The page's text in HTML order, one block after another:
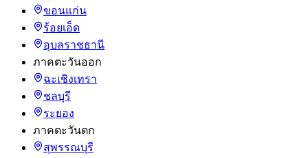
ขอนแก่น
ร้อยเอ็ด
อุบลราชธานี
ภาคตะวันออก
ฉะเชิงเทรา
ชลบุรี
ระยอง
ภาคตะวันตก
สุพรรณบุรี